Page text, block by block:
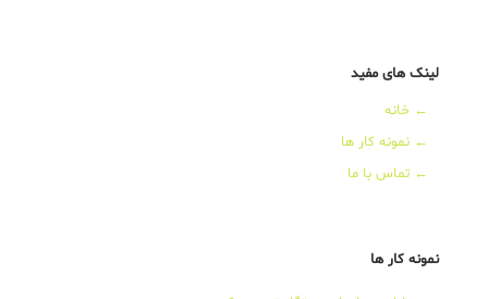
لینک های مفید
← خانه
← نمونه کار ها
← تماس با ما
نمونه کار ها